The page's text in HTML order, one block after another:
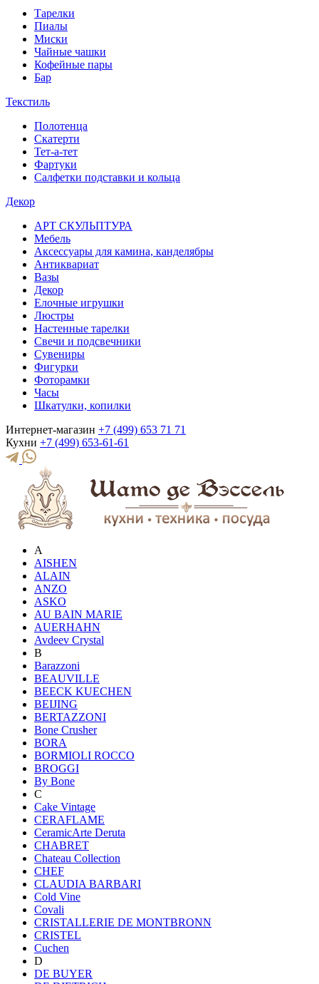
Тарелки
Пиалы
Миски
Чайные чашки
Кофейные пары
Бар
Текстиль
Полотенца
Скатерти
Тет-а-тет
Фартуки
Салфетки подставки и кольца
Декор
АРТ СКУЛЬПТУРА
Мебель
Аксессуары для камина, канделябры
Антиквариат
Вазы
Декор
Елочные игрушки
Люстры
Настенные тарелки
Свечи и подсвечники
Сувениры
Фигурки
Фоторамки
Часы
Шкатулки, копилки
Интернет-магазин +7 (499) 653 71 71
Кухни +7 (499) 653-61-61
A
AISHEN
ALAIN
ANZO
ASKO
AU BAIN MARIE
AUERHAHN
Avdeev Crystal
B
Barazzoni
BEAUVILLE
BEECK KUECHEN
BEIJING
BERTAZZONI
Bone Crusher
BORA
BORMIOLI ROCCO
BROGGI
By Bone
C
Cake Vintage
CERAFLAME
CeramicArte Deruta
CHABRET
Chateau Collection
CHEF
CLAUDIA BARBARI
Cold Vine
Covali
CRISTALLERIE DE MONTBRONN
CRISTEL
Cuchen
D
DE BUYER